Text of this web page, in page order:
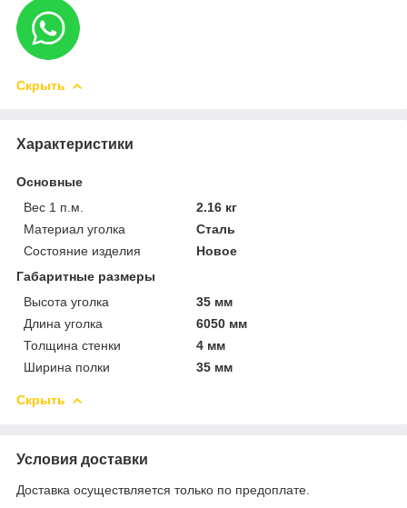
Скрыть
Характеристики
Основные
Вес 1 п.м.
2.16 кг
Материал уголка
Сталь
Состояние изделия
Новое
Габаритные размеры
Высота уголка
35 мм
Длина уголка
6050 мм
Толщина стенки
4 мм
Ширина полки
35 мм
Скрыть
Условия доставки
Доставка осуществляется только по предоплате.